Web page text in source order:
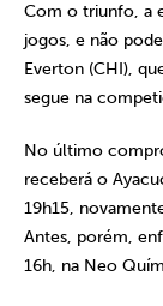
Com o triunfo, a
jogos, e não
Everton (CHI),
segue na
No último
receberá o
19h15,
Antes, porém,
16h, na Neo